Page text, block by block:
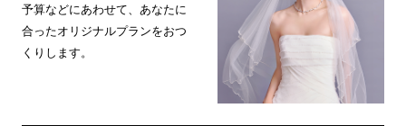
予算などにあわせて、あなたに
合ったオリジナルプランをおつ
くりします。